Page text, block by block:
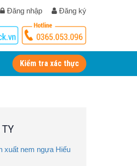
Đăng nhập Đăng ký
Kiểm tra xác thực
xuất nem ngựa Hiếu